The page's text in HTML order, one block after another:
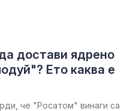
достави ядрено
Ето каква е
че "Росатом" винаги са